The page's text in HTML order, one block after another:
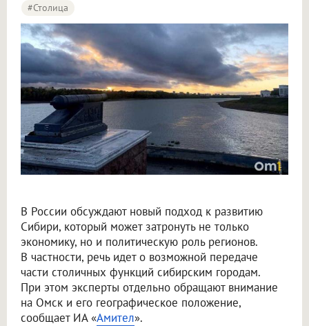
#столица
В России обсуждают новый подход к развитию
Сибири, который может затронуть не только
экономику, но и политическую роль регионов.
В частности, речь идет о возможной передаче
части столичных функций сибирским городам.
При этом эксперты отдельно обращают внимание
на Омск и его географическое положение,
сообщает ИА «Амител».